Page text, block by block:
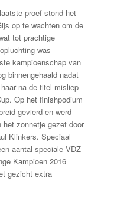
proef stond het
op te wachten om de
tot prachtige
was
kampioenschap van
binnengehaald nadat
na de titel misliep
Op het finishpodium
gevierd en werd
zonnetje gezet door
Klinkers. Speciaal
aantal speciale VDZ
Kampioen 2016
gezicht extra